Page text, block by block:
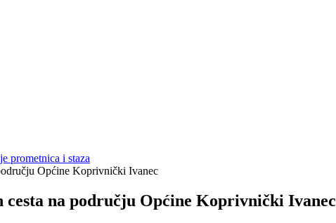
prometnica i staza
Općine Koprivnički Ivanec
cesta na području Općine Koprivnički Ivanec